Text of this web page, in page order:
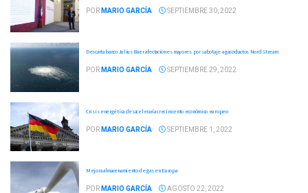
POR MARIO GARCÍA SEPTIEMBRE 30, 2022
Descarta banco Julius Baer afectaciones mayores por sabotaje a gasoductos Nord Stream
POR MARIO GARCÍA SEPTIEMBRE 29, 2022
Crisis energética desaceleraría crecimiento económico europeo
POR MARIO GARCÍA SEPTIEMBRE 1, 2022
Mejora almacenamiento de gas en Europa
POR MARIO GARCÍA AGOSTO 22, 2022